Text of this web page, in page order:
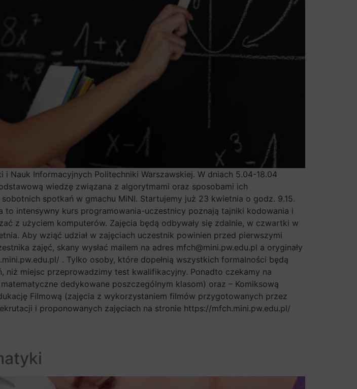
Nauk Informacyjnych Politechniki Warszawskiej. W dniach 5.04-18.04
wiedzę związana z algorytmami oraz sposobami ich
spotkań w gmachu MiNI. Startujemy już 23 kwietnia o godz. 9.15.
to intensywny kurs programowania-uczestnicy poznają tajniki kodowania i
z użyciem komputerów. Zajęcia będą odbywały się zdalnie, w czwartki w
Aby wziąć udział w zajęciach uczestnik powinien przed pierwszymi
zajęć, skany wysłać mailem na adres mfch@mini.pw.edu.pl a oryginały
. Tylko osoby, które dopełnią wszystkich formalności będą
niż miejsc przeprowadzimy test kwalifikacyjny. Ponadto czekamy na
dedykowane poszczególnym klasom) oraz – Komiksową
Filmową (zajęcia z wykorzystaniem filmów przygotowanych przez
i proponowanych zajęciach na stronie https://mfch.mini.pw.edu.pl/